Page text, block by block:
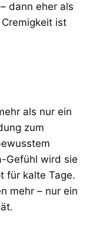
dann eher als
ist
als nur ein
zum
Gefühl wird sie
für kalte Tage.
mehr – nur ein